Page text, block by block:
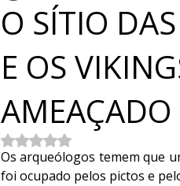
O SÍTIO
E OS
Avaliado com NaN de 5
Os arqueólogos temem que
foi ocupado pelos pictos e